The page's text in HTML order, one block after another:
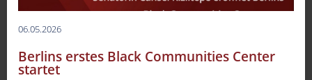
06.05.2026
Berlins erstes Black Communities Center
startet